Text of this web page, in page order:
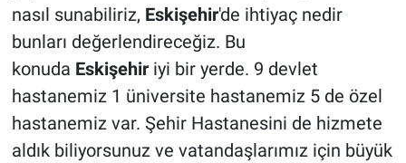
nasıl sunabiliriz, Eskişehir'de ihtiyaç nedir
bunları değerlendireceğiz. Bu
konuda Eskişehiriyi bir yerde. 9 devlet
hastanemiz 1 üniversite hastanemiz 5 de özel
hastanemiz var. Şehir Hastanesini de hizmete
aldık biliyorsunuz ve vatandaşlarımız için büyük